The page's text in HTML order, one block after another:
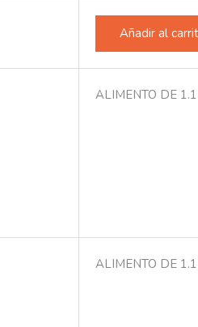
Añadir al
ALIMENTO DE
ALIMENTO DE